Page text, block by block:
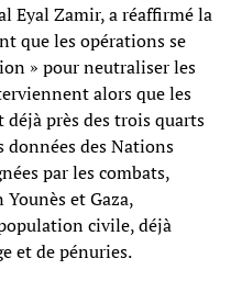
Eyal Zamir, a réaffirmé la
que les opérations se
» pour neutraliser les
alors que les
près des trois quarts
données des Nations
par les combats,
et Gaza,
civile, déjà
et de pénuries.